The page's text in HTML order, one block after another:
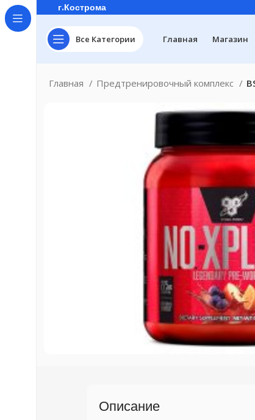
г.Кострома
Все Категории Главная Магазин
Главная Предтренировочный комплекс
Описание